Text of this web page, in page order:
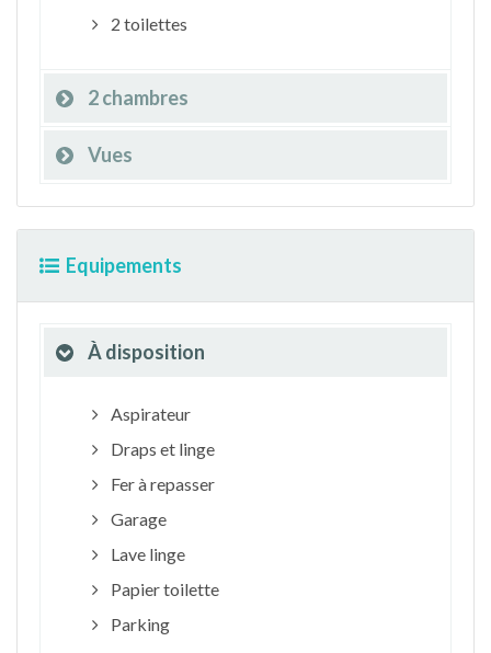
2 toilettes
2 chambres
Vues
Equipements
À disposition
Aspirateur
Draps et linge
Fer à repasser
Garage
Lave linge
Papier toilette
Parking